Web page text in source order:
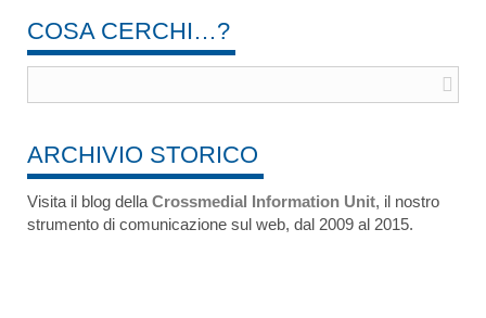
COSA CERCHI…?
ARCHIVIO STORICO
Visita il blog della Crossmedial Information Unit, il nostro
strumento di comunicazione sul web, dal 2009 al 2015.